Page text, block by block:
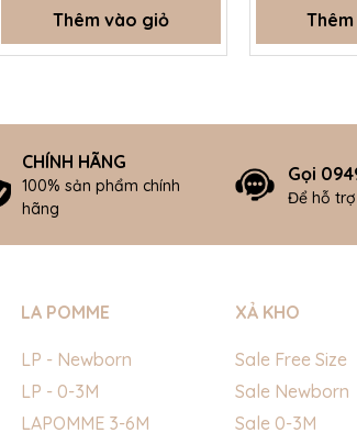
Thêm vào giỏ
CHÍNH HÃNG
100% sản phẩm chính
hãng
Gọi
Để hỗ
LA POMME
LP - Newborn
LP - 0-3M
LAPOMME 3-6M
XẢ KHO
Sale Free Size
Sale Newborn
Sale 0-3M